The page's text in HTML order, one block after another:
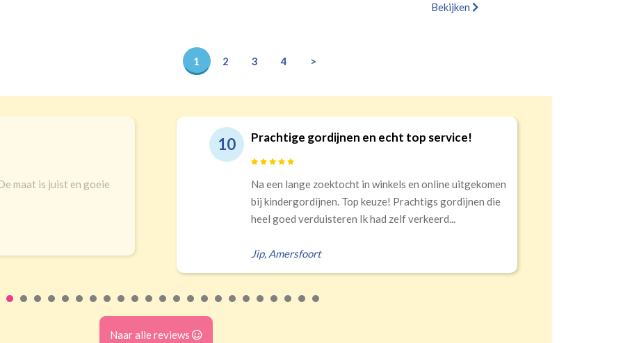
Bekijken
1 2 3 4 >
in winkels en online uitgekomen
9 Goede kwaliteit en service!
Snelle levering, alles netjes aangekomen
Erald,Zeist
Naar alle reviews